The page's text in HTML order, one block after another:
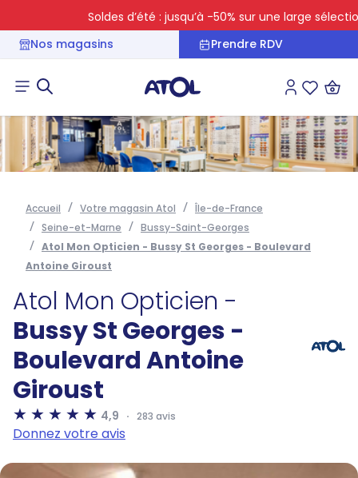
Soldes d’été : jusqu’à -50% sur une large sélection
Nos magasins
Prendre RDV
Connexion
Accueil Votre magasin Atol
Île-de-France
Seine-et-Marne
Bussy-Saint-Georges
Atol Mon Opticien - Bussy St Georges - Boulevard
Antoine Giroust
Atol Mon Opticien -
Bussy St Georges -
Boulevard Antoine
Giroust
4,9 283 avis
Donnez votre avis